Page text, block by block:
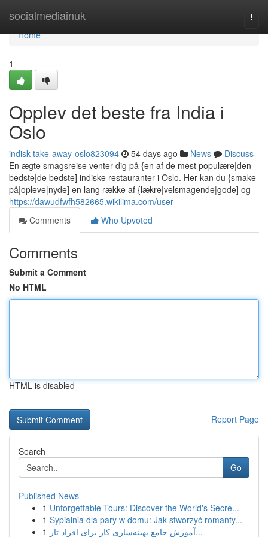
socialmediainuk
Home
Home
1
Opplev det beste fra India i
Oslo
indisk-take-away-oslo823094 54 days ago News
Discuss
En ægte smagsreise venter dig på {en af de mest populære|den
bedste|de bedste] indiske restauranter i Oslo. Her kan du {smake
på|opleve|nyde] en lang række af {lækre|velsmagende|gode] og
https://dawudfwfh582665.wikilima.com/user
Comments
Who Upvoted
Comments
Submit a Comment
No HTML
HTML is disabled
Report Page
Search
Go
Published News
1 Unforgettable Tours: Discover the World's Secre...
1 Sypialnia dla pary w domu: Jak stworzyć romanty...
1
آموزش جامع بهینه‌سازی کار برای افراد تاز...